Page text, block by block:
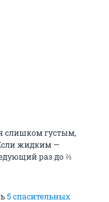
слишком густым,
жидким —
раз до ⅔
5 спасительных